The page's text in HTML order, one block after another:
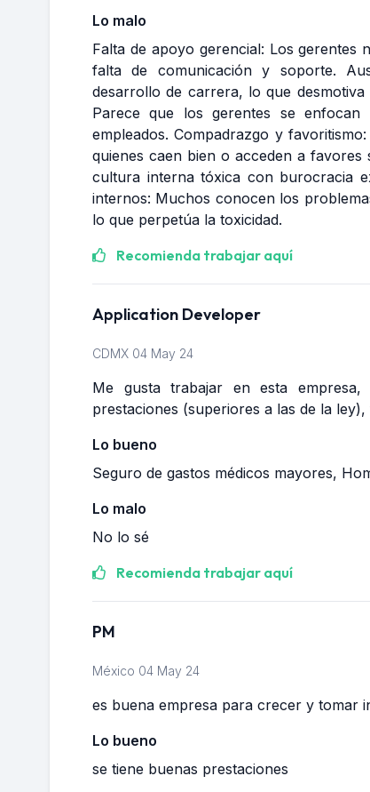
Lo malo
Falta de apoyo gerencial: Los
falta de comunicación y soporte.
desarrollo de carrera, lo que
Parece que los gerentes se
empleados. Compadrazgo y
quienes caen bien o acceden a favores
cultura interna tóxica con burocracia
internos: Muchos conocen los
lo que perpetúa la toxicidad.
Recomienda trabajar aquí
Application Developer
CDMX 04 May 24
Me gusta trabajar en esta empresa,
prestaciones (superiores a las de la
Lo bueno
Seguro de gastos médicos mayores,
Lo malo
No lo sé
Recomienda trabajar aquí
PM
México 04 May 24
es buena empresa para crecer y tomar
Lo bueno
se tiene buenas prestaciones